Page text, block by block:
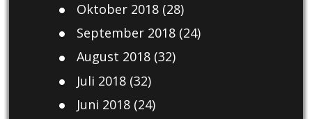
Oktober 2018(28)
September 2018(24)
August 2018(32)
Juli 2018(32)
Juni 2018(24)